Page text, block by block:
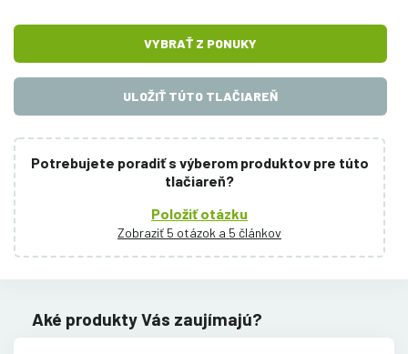
VYBRAŤ Z PONUKY
ULOŽIŤ TÚTO TLAČIAREŇ
Potrebujete poradiť s výberom produktov pre túto
tlačiareň?
Položiť otázku
Zobraziť 5 otázok a 5 článkov
Aké produkty Vás zaujímajú?